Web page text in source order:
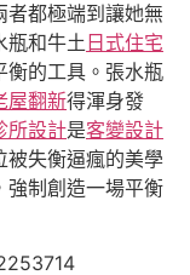
者都極端到讓她無
瓶和牛土 日式住宅
衡的工具。張水瓶
屋翻新得渾身發
所設計是客變設計
被失衡逼瘋的美學
強制創造一場平衡